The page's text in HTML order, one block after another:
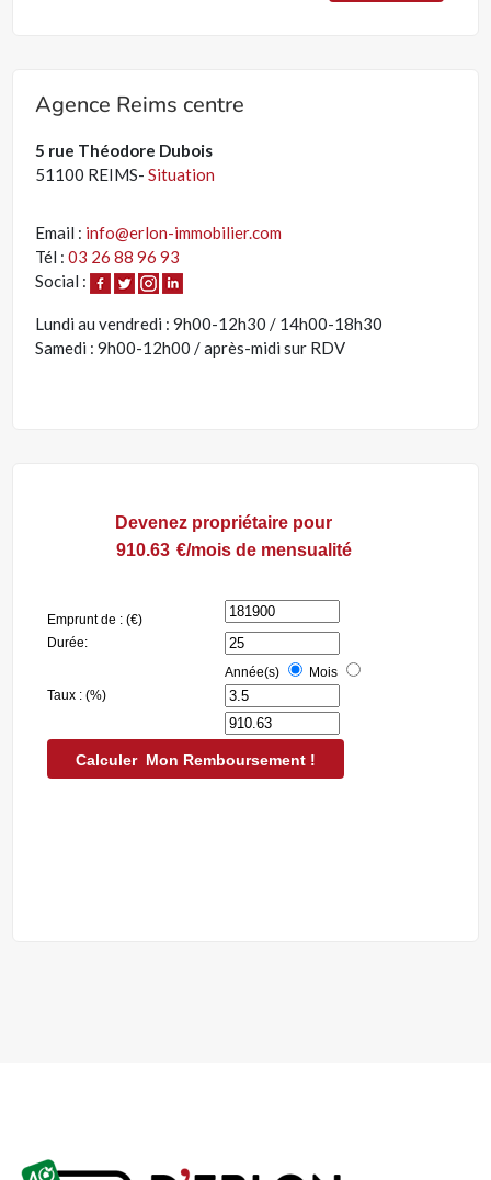
Agence Reims centre
5 rue Théodore Dubois
51100 REIMS-Situation
Email : info@erlon-immobilier.com
Tél :03 26 88 96 93
Social :
Lundi au vendredi : 9h00-12h30 / 14h00-18h30
Samedi : 9h00-12h00 / après-midi sur RDV